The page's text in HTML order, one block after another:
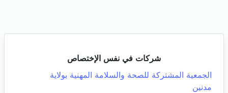
شركات في نفس الإختصاص
الجمعية المشتركة للصحة والسلامة المهنية بولاية
مدنين